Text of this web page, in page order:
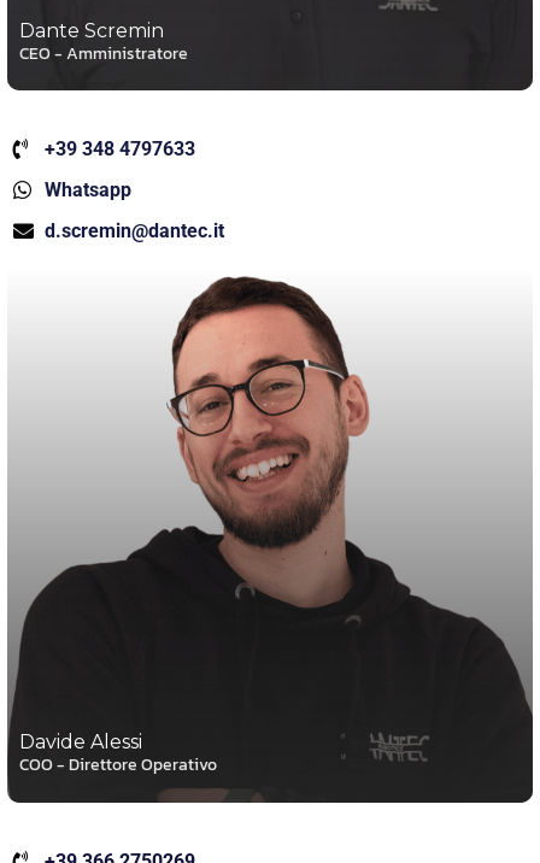
Dante Scremin
CEO - Amministratore
+39 348 4797633
Whatsapp
d.scremin@dantec.it
Davide Alessi
COO - Direttore Operativo